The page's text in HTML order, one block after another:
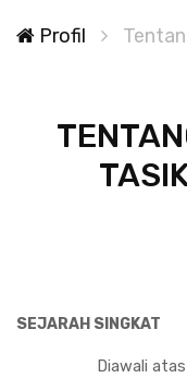
Profil
SEJARAH SINGKAT
Diawali atas